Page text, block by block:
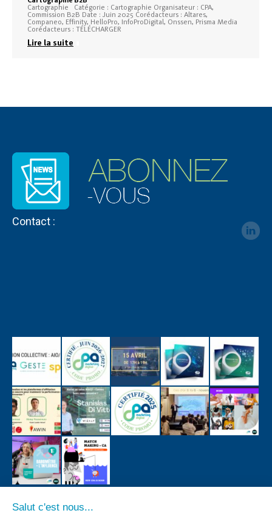
Cartographie Catégorie : Cartographie Organisateur : CPA,
Commission B2B Date : Juin 2025 Corédacteurs : Altares,
Companeo, Effinity, HelloPro, InfoProDigital, Onssen, Prisma Media
Corédacteurs : TÉLÉCHARGER
Lire la suite
Contact :
Salut c'est nous...